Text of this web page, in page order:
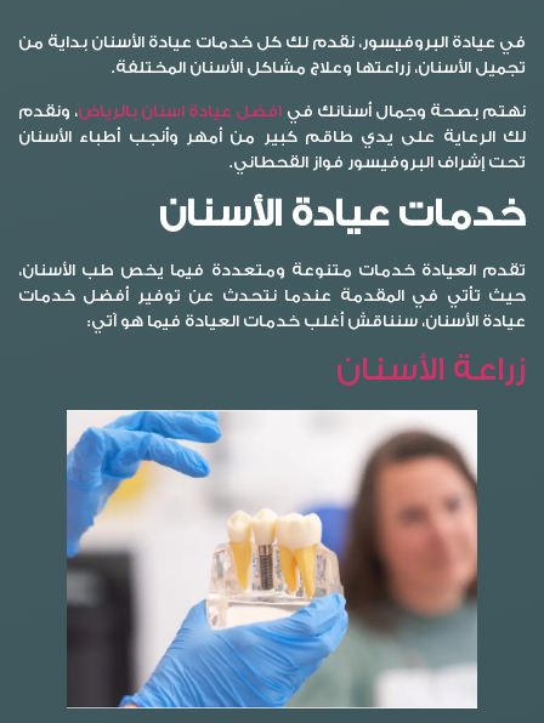
في عيادة البروفيسور، نقدم لك كل خدمات عيادة الأسنان بداية من
تجميل الأسنان، زراعتها وعلاج مشاكل الأسنان المختلفة.
نهتم بصحة وجمال أسنانك في افضل عيادة اسنان بالرياض، ونقدم
لك الرعاية على يدي طاقم كبير من أمهر وأنجب أطباء الأسنان
تحت إشراف البروفيسور فواز القحطاني.
خدمات عيادة الأسنان
تقدم العيادة خدمات متنوعة ومتعددة فيما يخص طب الأسنان،
حيث تأتي في المقدمة عندما نتحدث عن توفير أفضل خدمات
عيادة الأسنان، سنناقش أغلب خدمات العيادة فيما هو آتي:
زراعة الأسنان